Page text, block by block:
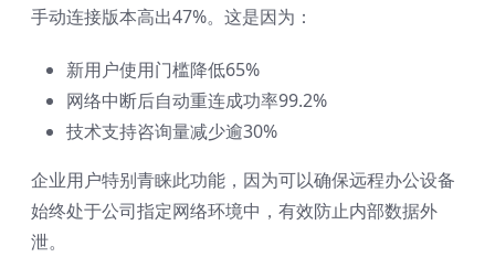
手动连接版本高出47%。这是因为：
新用户使用门槛降低65%
网络中断后自动重连成功率99.2%
技术支持咨询量减少逾30%
企业用户特别青睐此功能，因为可以确保远程办公设备
始终处于公司指定网络环境中，有效防止内部数据外
泄。